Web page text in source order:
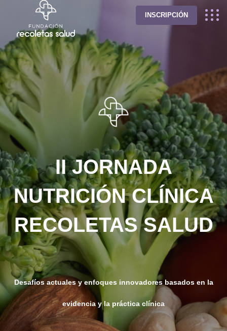
INSCRIPCIÓN
II JORNADA
NUTRICIÓN CLÍNICA
RECOLETAS SALUD
Desafíos actuales y enfoques innovadores basados en la
evidencia y la práctica clínica